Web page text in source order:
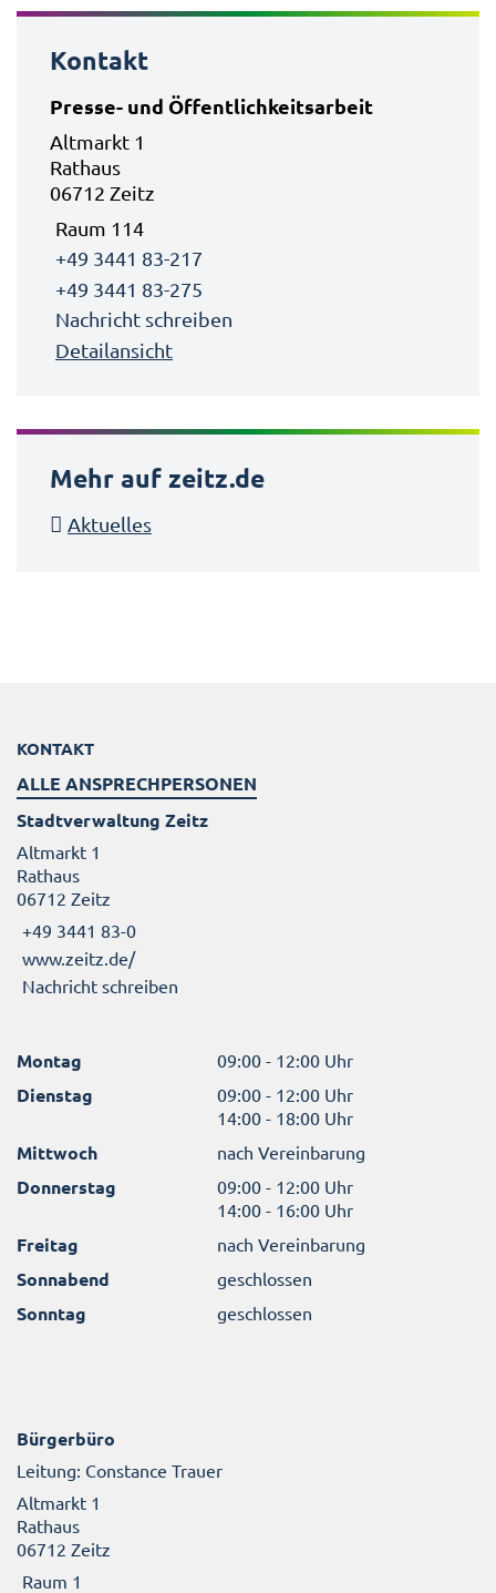
Kontakt
Presse- und Öffentlichkeitsarbeit
Altmarkt 1
Rathaus
06712 Zeitz
Raum 114
+49 3441 83-217
+49 3441 83-275
Nachricht schreiben
Detailansicht
Mehr auf zeitz.de
Aktuelles
KONTAKT
ALLE ANSPRECHPERSONEN
Stadtverwaltung Zeitz
Altmarkt 1
Rathaus
06712 Zeitz
+49 3441 83-0
www.zeitz.de/
Nachricht schreiben
Montag 09:00 - 12:00 Uhr
Dienstag
09:00 - 12:00 Uhr
14:00 - 18:00 Uhr
Mittwoch nach Vereinbarung
Donnerstag
09:00 - 12:00 Uhr
14:00 - 16:00 Uhr
Freitag nach Vereinbarung
Sonnabend geschlossen
Sonntag geschlossen
Bürgerbüro
Leitung: Constance Trauer
Altmarkt 1
Rathaus
06712 Zeitz
Raum 1